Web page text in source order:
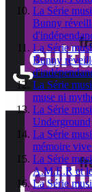
La Série
Bunny
La Série
Bunny
La Série
muse ni
La Série
Underground
La Série
mémoire
La Série
A.M.E.R et
La Série